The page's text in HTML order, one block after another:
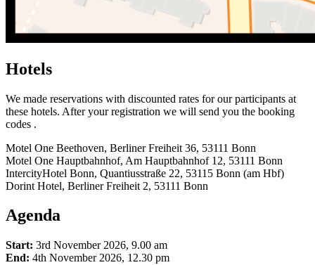
Hotels
We made reservations with discounted rates for our participants at
these hotels. After your registration we will send you the booking
codes .
Motel One Beethoven, Berliner Freiheit 36, 53111 Bonn
Motel One Hauptbahnhof, Am Hauptbahnhof 12, 53111 Bonn
IntercityHotel Bonn, Quantiusstraße 22, 53115 Bonn (am Hbf)
Dorint Hotel, Berliner Freiheit 2, 53111 Bonn
Agenda
Start: 3rd November 2026, 9.00 am
End: 4th November 2026, 12.30 pm